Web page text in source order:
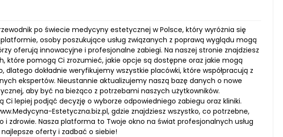
po świecie medycyny estetycznej w Polsce, który wyróżnia się
osoby poszukujące usług związanych z poprawą wyglądu mogą
oferują innowacyjne i profesjonalne zabiegi. Na naszej stronie znajdziesz
które pomogą Ci zrozumieć, jakie opcje są dostępne oraz jakie mogą
dokładnie weryfikujemy wszystkie placówki, które współpracują z
ekspertów. Nieustannie aktualizujemy naszą bazę danych o nowe
aby być na bieżąco z potrzebami naszych użytkowników.
lepiej podjąć decyzję o wyborze odpowiedniego zabiegu oraz kliniki.
Estetyczna.biz.pl, gdzie znajdziesz wszystko, co potrzebne,
zdrowie. Nasza platforma to Twoje okno na świat profesjonalnych usług
oferty i zadbać o siebie!